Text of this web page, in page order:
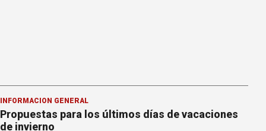
INFORMACION GENERAL
Propuestas para los últimos días de vacaciones
de invierno